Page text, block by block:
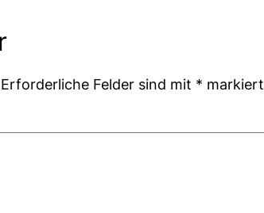
Erforderliche Felder sind mit * markiert